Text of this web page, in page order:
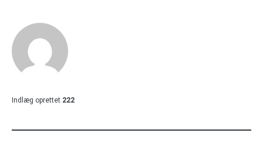
Indlæg oprettet 222